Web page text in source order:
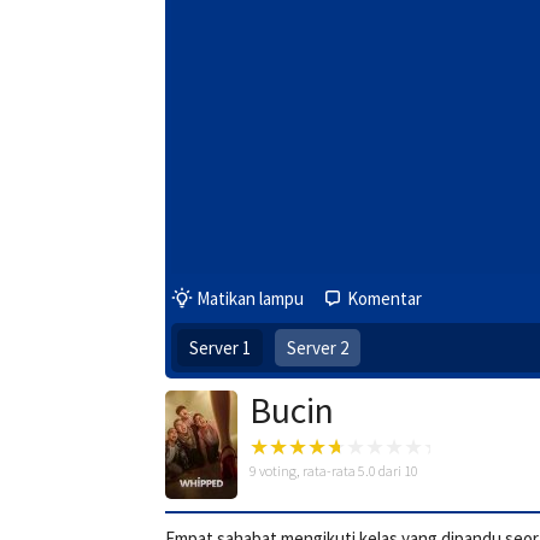
Matikan lampu Komentar
Server 1 Server 2
Bucin
9 voting, rata-rata 5.0 dari 10